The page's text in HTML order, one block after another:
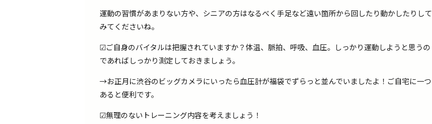
運動の習慣があまりない方や、シニアの方はなるべく手足など遠い箇所から回したり動かしたりして
みてくださいね。
☑ご自身のバイタルは把握されていますか？体温、脈拍、呼吸、血圧。しっかり運動しようと思うの
であればしっかり測定しておきましょう。
→お正月に渋谷のビッグカメラにいったら血圧計が福袋でずらっと並んでいましたよ！ご自宅に一つ
あると便利です。
☑無理のないトレーニング内容を考えましょう！